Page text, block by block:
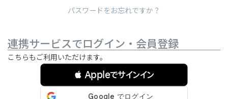
パスワードをお忘れですか？
連携サービスでログイン・会員登録
こちらもご利用いただけます。
 Appleでサインイン